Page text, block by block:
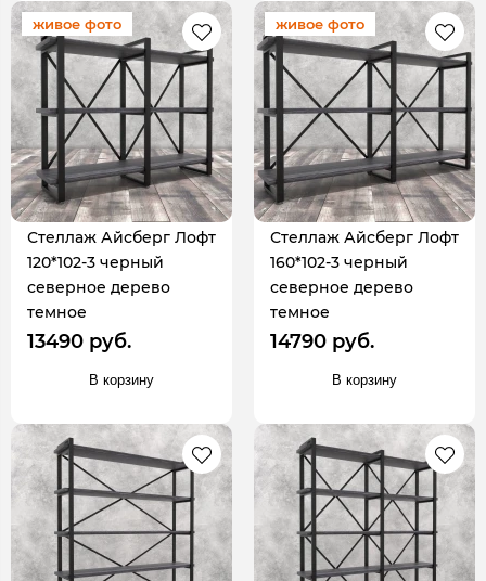
живое фото
Стеллаж Айсберг Лофт
120*102-3 черный
северное дерево
темное
13490 руб.
В корзину
живое фото
Стеллаж Айсберг Лофт
160*102-3 черный
северное дерево
темное
14790 руб.
В корзину